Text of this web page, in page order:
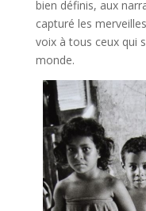
bien définis, aux
capturé les
voix à tous ceux qui
monde.